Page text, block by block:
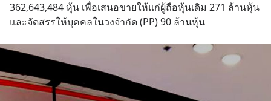
362,643,484 หุ้น เพื่อเสนอขายให้แก่ผู้ถือหุ้นเดิม 271 ล้านหุ้น
และจัดสรรให้บุคคลในวงจำกัด (PP) 90 ล้านหุ้น